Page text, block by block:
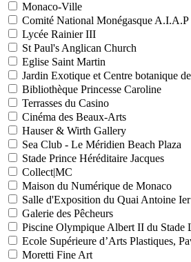
Monaco-Ville
Comité National Monégasque
Lycée Rainier III
St Paul's Anglican Church
Eglise Saint Martin
Jardin Exotique et Centre botanique
Bibliothèque Princesse Caroline
Terrasses du Casino
Cinéma des Beaux-Arts
Hauser & Wirth Gallery
Sea Club - Le Méridien Beach Plaza
Stade Prince Héréditaire Jacques
Collect|MC
Maison du Numérique de Monaco
Salle d'Exposition du Quai Antoine Ier
Galerie des Pêcheurs
Piscine Olympique Albert II du Stade
Ecole Supérieure d’Arts Plastiques,
Moretti Fine Art